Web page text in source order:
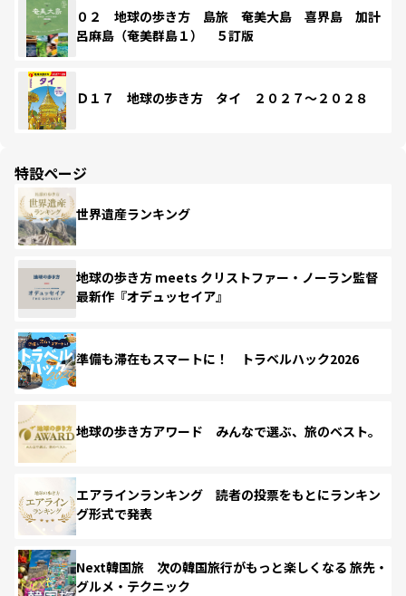
０２ 地球の歩き方 島旅 奄美大島 喜界島 加計
呂麻島（奄美群島１） ５訂版
Ｄ１７ 地球の歩き方 タイ ２０２７～２０２８
特設ページ
世界遺産ランキング
地球の歩き方 meets クリストファー・ノーラン監督
最新作『オデュッセイア』
準備も滞在もスマートに！ トラベルハック2026
地球の歩き方アワード みんなで選ぶ、旅のベスト。
エアラインランキング 読者の投票をもとにランキン
グ形式で発表
Next韓国旅 次の韓国旅行がもっと楽しくなる 旅先・
グルメ・テクニック